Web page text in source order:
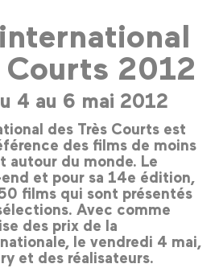
Courts 2012
4 au 6 mai 2012
des Très Courts est
des films de moins
autour du monde. Le
et pour sa 14e édition,
films qui sont présentés
Avec comme
des prix de la
le vendredi 4 mai,
et des réalisateurs.